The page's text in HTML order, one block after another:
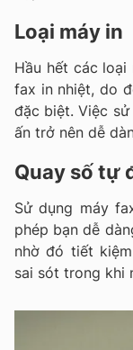
Loại máy in
Hầu hết các
fax in nhiệt, do
đặc biệt. Việc
ấn trở nên dễ
Quay số tự
Sử dụng máy
phép bạn dễ
nhờ đó tiết
sai sót trong khi